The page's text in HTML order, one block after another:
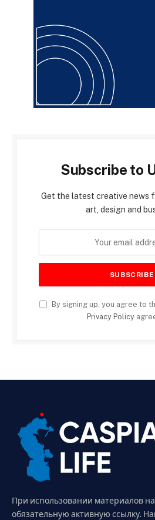
Subscribe to
Get the latest creative news
art, design and
By signing up, you agree to
Privacy Policy
При использовании материалов
обязательную активную ссылку.